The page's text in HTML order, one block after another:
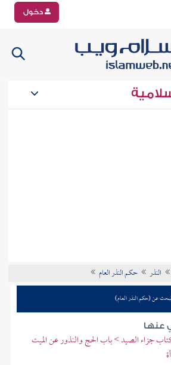
دخول
النذر حكم النذر العام
عن (حكم النذر العام)
عنها
جزاء الصيد > باب الحج والنذور عن الميت